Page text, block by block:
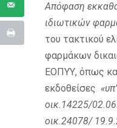
Απόφαση
ιδιωτικών
του τακτικού
φαρμάκων
ΕΟΠΥΥ, όπως
εκδοθείσες
οικ.14225/
οικ.24078/